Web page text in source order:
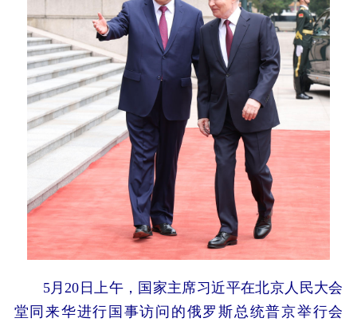
5月20日上午，国家主席习近平在北京人民大会
堂同来华进行国事访问的俄罗斯总统普京举行会